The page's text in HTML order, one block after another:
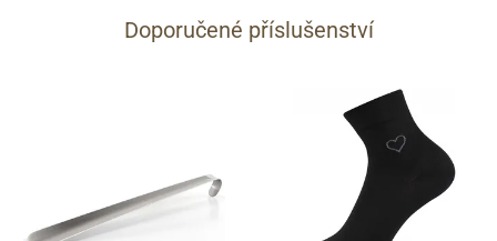
Doporučené příslušenství